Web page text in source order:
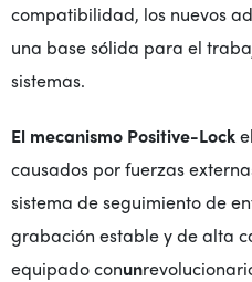
compatibilidad, los nuevos
una base sólida para el
sistemas.
El mecanismo Positive-Lock
causados por fuerzas
sistema de seguimiento de
grabación estable y de alta
equipado conun